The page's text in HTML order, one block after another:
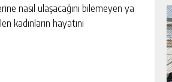
nasıl ulaşacağını bilemeyen ya
kadınların hayatını